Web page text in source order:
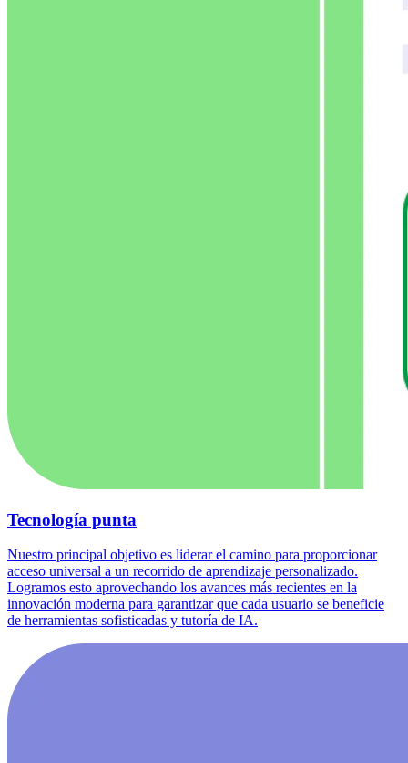
Tecnología punta
Nuestro principal objetivo es liderar el camino para proporcionar
acceso universal a un recorrido de aprendizaje personalizado.
Logramos esto aprovechando los avances más recientes en la
innovación moderna para garantizar que cada usuario se beneficie
de herramientas sofisticadas y tutoría de IA.